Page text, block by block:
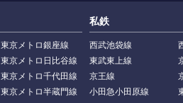
東京メトロ銀座線
東京メトロ日比谷線
東京メトロ千代田線
東京メトロ半蔵門線
私鉄
西武池袋線
東武東上線
京王線
小田急小田原線